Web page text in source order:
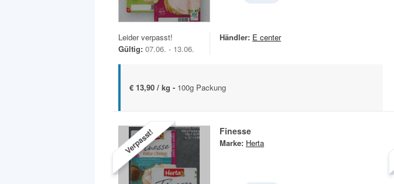
Leider verpasst!
Gültig: 07.06. - 13.06.
Händler: E center
€ 13,90 / kg - 100g Packung
Verpasst! Finesse
Marke: Herta